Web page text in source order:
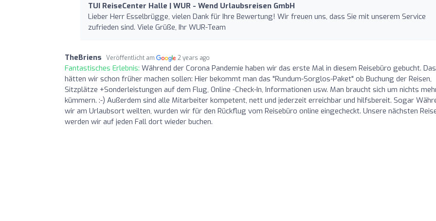
TUI ReiseCenter Halle | WUR - Wend Urlaubsreisen GmbH
Lieber Herr Esselbrügge, vielen Dank für Ihre Bewertung! Wir freuen uns, dass Sie mit unserem Service
zufrieden sind. Viele Grüße, Ihr WUR-Team
TheBriens Veröffentlicht am 2 years ago
Fantastisches Erlebnis: Während der Corona Pandemie haben wir das erste Mal in diesem Reisebüro gebucht. Das
hätten wir schon früher machen sollen: Hier bekommt man das "Rundum-Sorglos-Paket" ob Buchung der Reisen,
Sitzplätze +Sonderleistungen auf dem Flug, Online -Check-In, Informationen usw. Man braucht sich um nichts
kümmern. :-) Außerdem sind alle Mitarbeiter kompetent, nett und jederzeit erreichbar und hilfsbereit. Sogar
wir am Urlaubsort weilten, wurden wir für den Rückflug vom Reisebüro online eingecheckt. Unsere nächsten
werden wir auf jeden Fall dort wieder buchen.